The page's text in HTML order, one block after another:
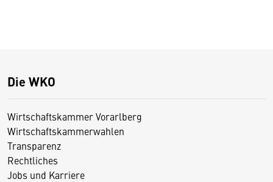
Die WKO
Wirtschaftskammer Vorarlberg
Wirtschaftskammerwahlen
Transparenz
Rechtliches
Jobs und Karriere